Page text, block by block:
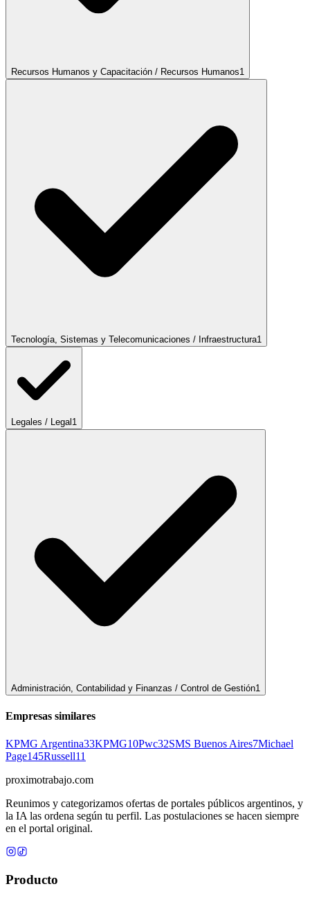
Recursos Humanos y Capacitación / Recursos Humanos1
Tecnología, Sistemas y Telecomunicaciones / Infraestructura1
Legales / Legal 1
Administración, Contabilidad y Finanzas / Control de Gestión1
Empresas similares
KPMG Argentina33KPMG10Pwc32SMS Buenos Aires7Michael
Page145Russell11
proximotrabajo.com
Reunimos y categorizamos ofertas de portales públicos argentinos, y
la IA las ordena según tu perfil. Las postulaciones se hacen siempre
en el portal original.
Producto